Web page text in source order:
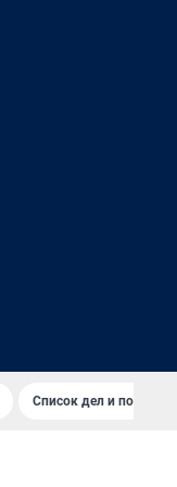
Список дел и покупок